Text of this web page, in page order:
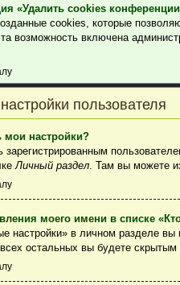
«Удалить cookies
cookies, которые
возможность включена
пользователя
мои настройки?
зарегистрированным
Личный раздел . Там вы можете
моего имени в списке
настройки» в личном разделе
остальных вы будете скрытым